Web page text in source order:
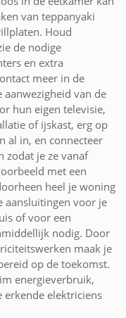
van teppanyaki
Houd
de nodige
en extra
meer in de
aanwezigheid van de
hun eigen televisie,
of ijskast, erg op
al in, en connecteer
zodat je ze vanaf
met een
heel je woning
aansluitingen voor je
of voor een
nodig. Door
maak je
op de toekomst.
energieverbruik,
erkende elektriciens